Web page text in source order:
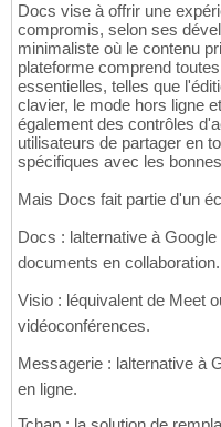
Docs vise à offrir une
compromis, selon ses
minimaliste où le contenu
plateforme comprend
essentielles, telles que
clavier, le mode hors ligne
également des contrôles
utilisateurs de partager en
spécifiques avec les
Mais Docs fait partie d'un
Docs : lalternative à
documents en collaboration.
Visio : léquivalent de Meet
vidéoconférences.
Messagerie : lalternative à
en ligne.